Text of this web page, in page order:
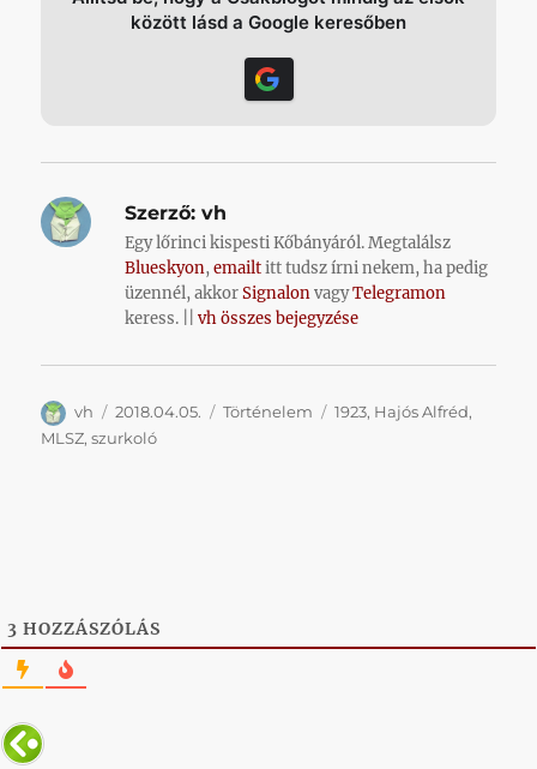
között lásd a Google keresőben
Szerző: vh
Egy lőrinci kispesti Kőbányáról. Megtalálsz
Blueskyon,emailtitt tudsz írni nekem, ha pedig
üzennél, akkorSignalonvagyTelegramon
keress. ||vh összes bejegyzése
Szerző
vh Közzétéve
2018.04.05. Kategória
Történelem Címke
1923, Hajós Alfréd,
MLSZ,szurkoló
3 HOZZÁSZÓLÁS